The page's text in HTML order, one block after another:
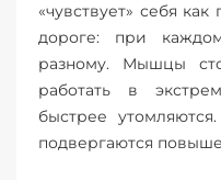
«чувствует» себя
дороге: при
разному. Мышцы
работать в
быстрее
подвергаются